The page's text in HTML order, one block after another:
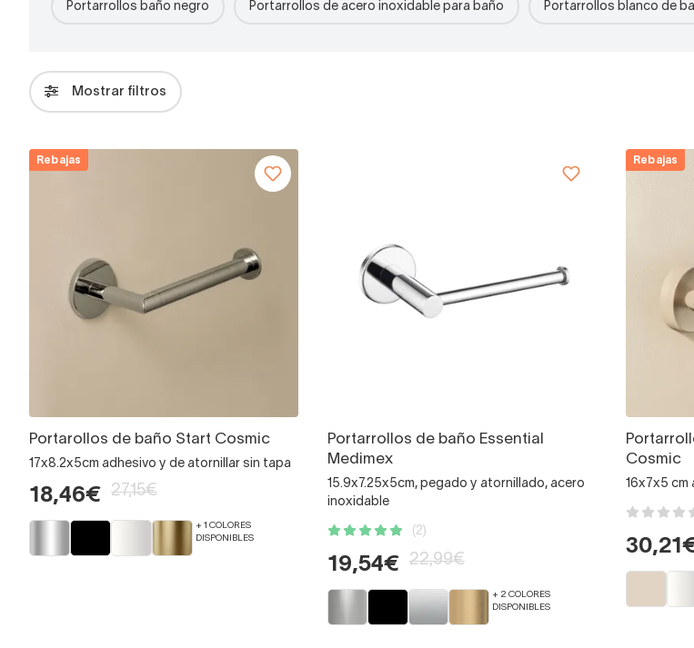
Portarrollos baño negro Portarrollos de acero inoxidable para baño Portarrollos blanco de
Mostrar filtros
Rebajas
Portarollos de baño Start Cosmic
17x8.2x5cm adhesivo y de atornillar sin tapa
18,46€ 27,15€
+ 1 COLORES
DISPONIBLES
Portarrollos de baño Essential
Medimex
15.9x7.25x5cm, pegado y atornillado, acero
inoxidable
(2)
19,54€ 22,99€
+ 2 COLORES
DISPONIBLES
Rebajas
Cosmic
16x7x5 cm